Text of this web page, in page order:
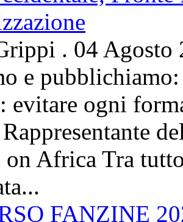
. 04 Agosto
e
evitare ogni
on Africa Tra
FANZINE